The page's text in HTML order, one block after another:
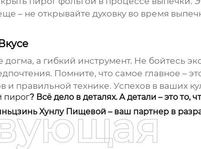
– не открывайте духовку во время
догма, а гибкий инструмент. Не бойтесь
Помните, что самое главное –
и правильной технике. Успехов в ваших
пирог? Всё дело в деталях. А детали – это
Хунлу Пищевой – ваш партнер в